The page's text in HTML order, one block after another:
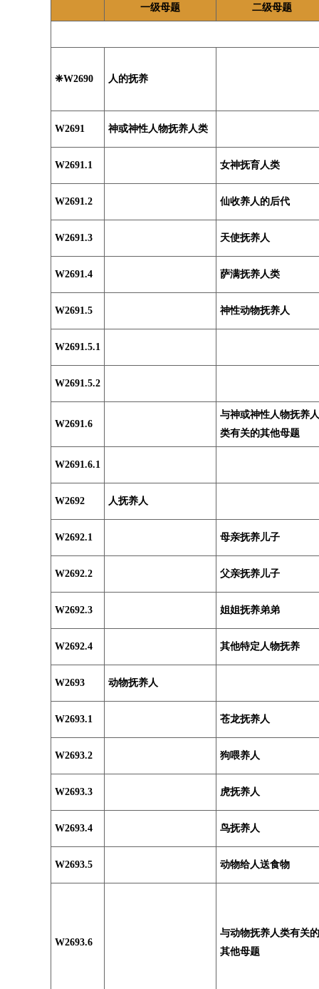
一级母题 二级母题
❈W2690 人的抚养
W2691 神或神性人物抚养人类
W2691.1 女神抚育人类
W2691.2 仙收养人的后代
W2691.3 天使抚养人
W2691.4 萨满抚养人类
W2691.5 神性动物抚养人
W2691.5.1
W2691.5.2
W2691.6
与神或神性人物抚养人
类有关的其他母题
W2691.6.1
W2692 人抚养人
W2692.1 母亲抚养儿子
W2692.2 父亲抚养儿子
W2692.3 姐姐抚养弟弟
W2692.4 其他特定人物抚养
W2693 动物抚养人
W2693.1 苍龙抚养人
W2693.2 狗喂养人
W2693.3 虎抚养人
W2693.4 鸟抚养人
W2693.5 动物给人送食物
W2693.6
与动物抚养人类有关的
其他母题